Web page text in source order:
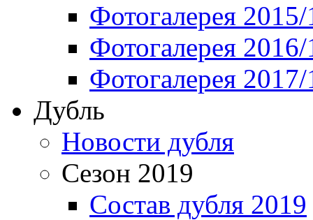
Фотогалерея
Фотогалерея
Фотогалерея
Дубль
Новости дубля
Сезон 2019
Состав дубля 2019